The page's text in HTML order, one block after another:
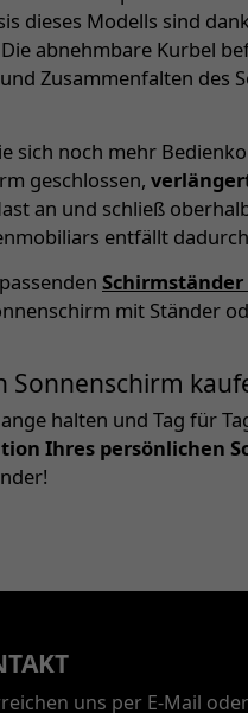
dieses Modells sind
abnehmbare Kurbel
Zusammenfalten des
sich noch mehr
geschlossen,
an und schließ
entfällt
Schirmständer
mit Ständer
Sonnenschirm
halten und Tag für
Ihres persönlichen
uns per E-Mail oder